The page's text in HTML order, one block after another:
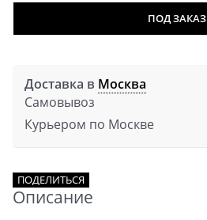
ПОД ЗАКАЗ
Доставка в Москва
Самовывоз
Курьером по Москве
ПОДЕЛИТЬСЯ
Описание